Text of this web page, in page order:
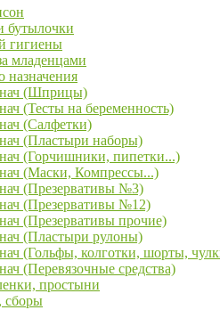
бутылочки
гигиены
младенцами
назначения
(Шприцы)
(Тесты на беременность)
(Салфетки)
(Пластыри наборы)
(Горчишники, пипетки...)
(Маски, Компрессы...)
(Презервативы №3)
(Презервативы №12)
(Презервативы прочие)
(Пластыри рулоны)
(Гольфы, колготки, шорты,
(Перевязочные средства)
простыни
сборы